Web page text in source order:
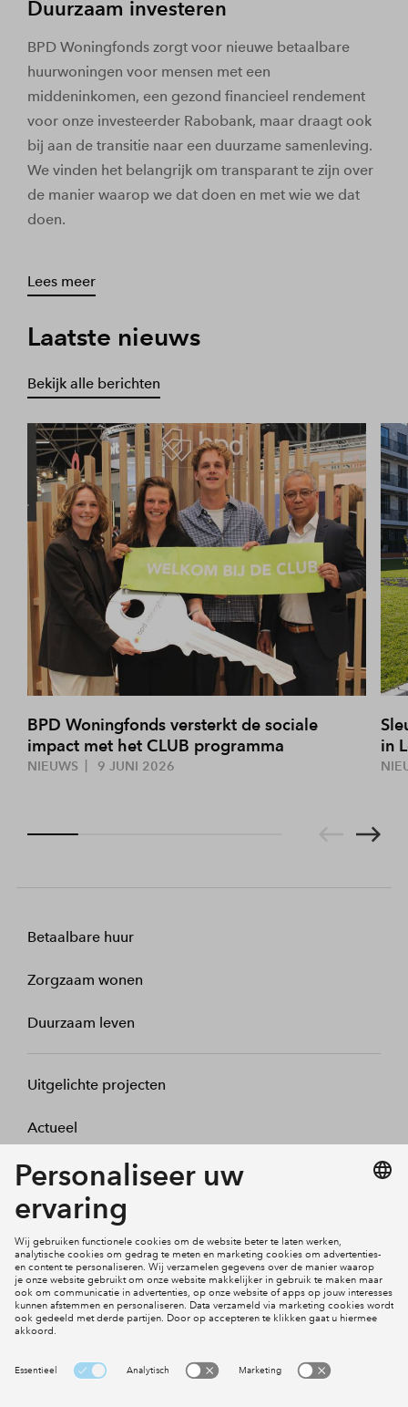
Duurzaam investeren
BPD Woningfonds zorgt voor nieuwe betaalbare
huurwoningen voor mensen met een
middeninkomen, een gezond financieel rendement
voor onze investeerder Rabobank, maar draagt ook
bij aan de transitie naar een duurzame samenleving.
We vinden het belangrijk om transparant te zijn over
de manier waarop we dat doen en met wie we dat
doen.
Lees meer
Laatste nieuws
Bekijk alle berichten
BPD Woningfonds versterkt de sociale
impact met het CLUB programma
NIEUWS 9 JUNI 2026
in
Betaalbare huur
Zorgzaam wonen
Duurzaam leven
Uitgelichte projecten
Actueel
Over BPD Woningfonds
Social Media